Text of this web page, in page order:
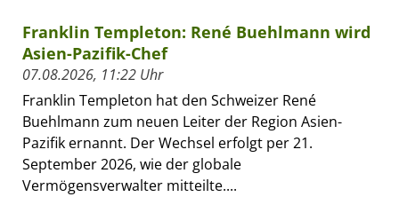
Franklin Templeton: René Buehlmann wird
Asien-Pazifik-Chef
07.08.2026, 11:22 Uhr
Franklin Templeton hat den Schweizer René
Buehlmann zum neuen Leiter der Region Asien-
Pazifik ernannt. Der Wechsel erfolgt per 21.
September 2026, wie der globale
Vermögensverwalter mitteilte....